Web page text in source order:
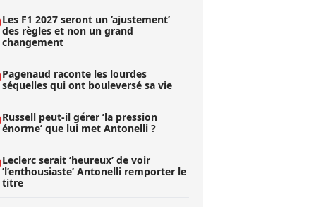
Les F1 2027 seront un ’ajustement’
des règles et non un grand
changement
Pagenaud raconte les lourdes
séquelles qui ont bouleversé sa vie
Russell peut-il gérer ’la pression
énorme’ que lui met Antonelli ?
Leclerc serait ’heureux’ de voir
’l’enthousiaste’ Antonelli remporter le
titre